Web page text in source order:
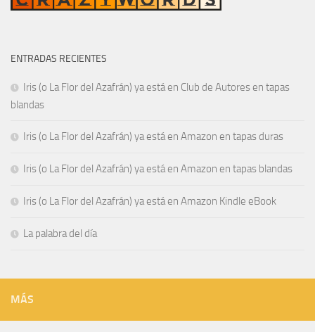
ENTRADAS RECIENTES
Iris (o La Flor del Azafrán) ya está en Club de Autores en tapas
blandas
Iris (o La Flor del Azafrán) ya está en Amazon en tapas duras
Iris (o La Flor del Azafrán) ya está en Amazon en tapas blandas
Iris (o La Flor del Azafrán) ya está en Amazon Kindle eBook
La palabra del día
MÁS